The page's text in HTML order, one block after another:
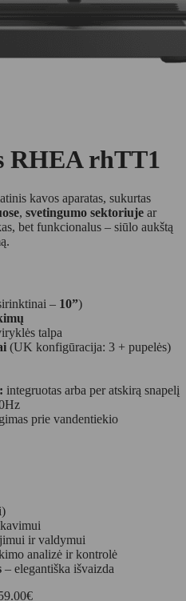
RHEA rhTT1
kavos aparatas, sukurtas
, svetingumo sektoriuje ar
bet funkcionalus – siūlo aukštą
– 10”)
talpa
(UK konfigūracija: 3 + pupelės)
integruotas arba per atskirą snapelį
prie vandentiekio
ir valdymui
analizė ir kontrolė
– elegantiška išvaizda
€